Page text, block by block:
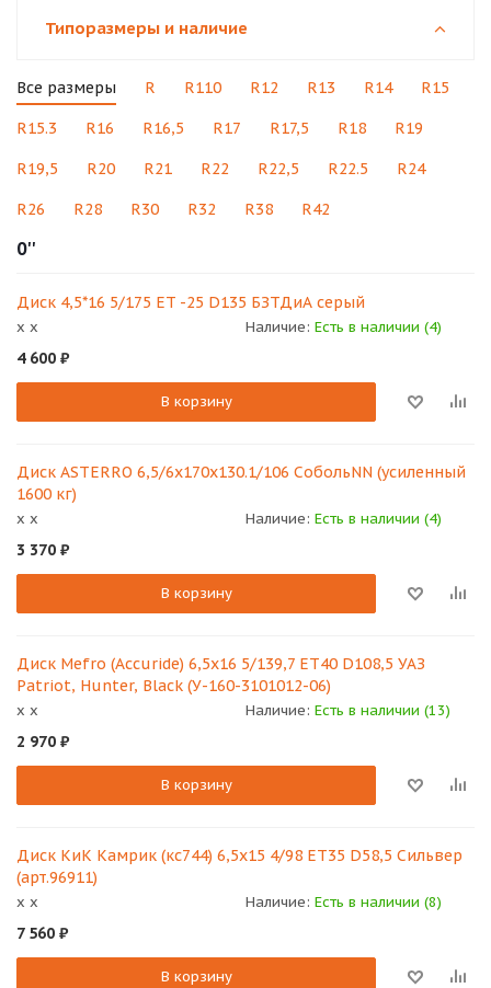
Типоразмеры и наличие
Все размеры R R110 R12 R13 R14 R15
R15.3 R16 R16,5 R17 R17,5 R18 R19
R19,5 R20 R21 R22 R22,5 R22.5 R24
R26 R28 R30 R32 R38 R42
0''
Диск 4,5*16 5/175 ET -25 D135 БЗТДиА серый
x x Наличие: Есть в наличии (4)
4 600 ₽
В корзину
Диск ASTERRO 6,5/6x170x130.1/106 СобольNN (усиленный
1600 кг)
x x Наличие: Есть в наличии (4)
3 370 ₽
В корзину
Диск Mefro (Accuride) 6,5х16 5/139,7 ET40 D108,5 УАЗ
Patriot, Hunter, Black (У-160-3101012-06)
x x Наличие: Есть в наличии (13)
2 970 ₽
В корзину
Диск КиК Камрик (кс744) 6,5х15 4/98 ET35 D58,5 Сильвер
(арт.96911)
x x Наличие: Есть в наличии (8)
7 560 ₽
В корзину